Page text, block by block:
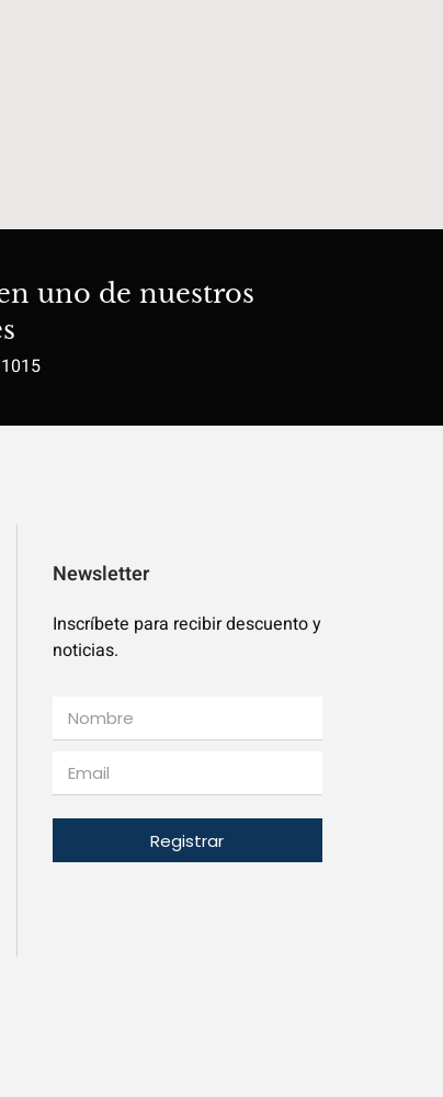
uno de nuestros
Newsletter
Inscríbete para recibir descuento y
noticias.
Registrar